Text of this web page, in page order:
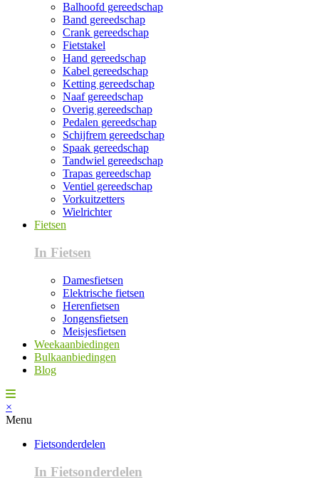
Balhoofd gereedschap
Band gereedschap
Crank gereedschap
Fietstakel
Hand gereedschap
Kabel gereedschap
Ketting gereedschap
Naaf gereedschap
Overig gereedschap
Pedalen gereedschap
Schijfrem gereedschap
Spaak gereedschap
Tandwiel gereedschap
Trapas gereedschap
Ventiel gereedschap
Vorkuitzetters
Wielrichter
Fietsen
In Fietsen
Damesfietsen
Elektrische fietsen
Herenfietsen
Jongensfietsen
Meisjesfietsen
Weekaanbiedingen
Bulkaanbiedingen
Blog
×
Menu
Fietsonderdelen
In Fietsonderdelen